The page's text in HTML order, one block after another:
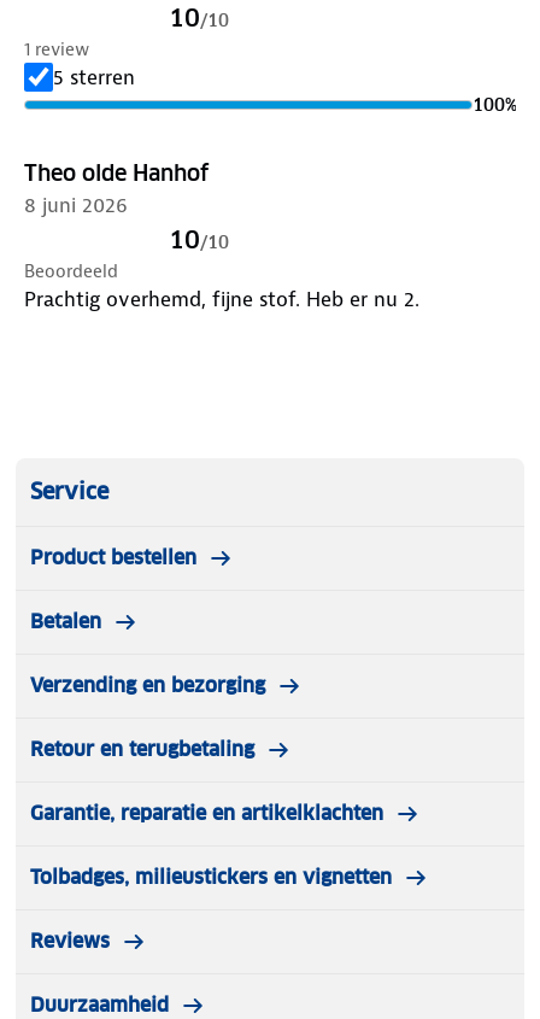
10/10
1 review
5 sterren
100%
Theo olde Hanhof
8 juni 2026
10/10
Beoordeeld
Prachtig overhemd, fijne stof. Heb er nu 2.
Service
Product bestellen
Betalen
Verzending en bezorging
Retour en terugbetaling
Garantie, reparatie en artikelklachten
Tolbadges, milieustickers en vignetten
Reviews
Duurzaamheid